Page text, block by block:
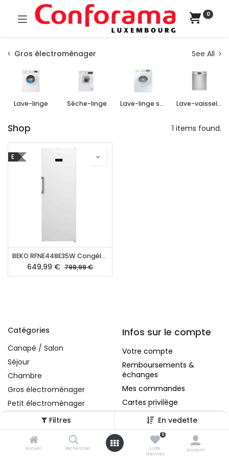
Filtres En vedette
Accueil Rechercher
0
Liste
d'envies
Account
0
Gros électroménager See All
Lave-linge Sèche-linge Lave-linge séchant Lave-vaisselle
Shop 1 items found.
E
BEKO RFNE448E35W Congélateur armoire
649,99 € 799,99€
Catégories
Canapé / Salon
Séjour
Chambre
Gros électroménager
Petit électroménager
Tv , Son , multimédia
Programme de bureau
Décorations
Infos sur le compte
Votre compte
Remboursements &
échanges
Mes commandes
Cartes privilège
A propos